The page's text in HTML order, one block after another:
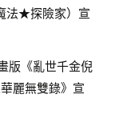
法★探險家）宣
版《亂世千金倪
麗無雙錄》宣